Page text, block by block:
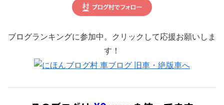
ブログランキングに参加中。クリックして応援お願いしま
す！